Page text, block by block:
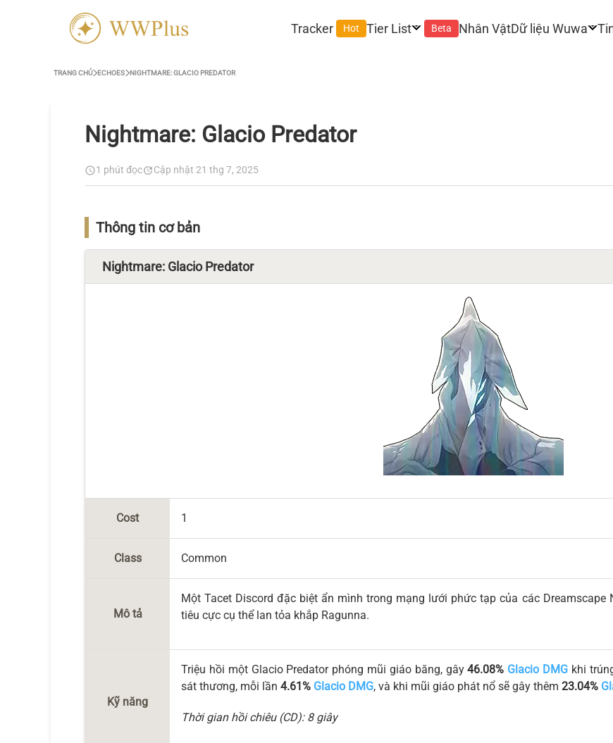
Tracker Hot Tier List Beta Nhân VậtDữ liệu Wuwa
TRANG CHỦ ECHOES NIGHTMARE: GLACIO PREDATOR
Nightmare: Glacio Predator
1 phút đọc Cập nhật 21 thg 7, 2025
Thông tin cơ bản
Nightmare: Glacio Predator
Cost 1
Class Common
Mô tả
Một Tacet Discord đặc biệt ẩn mình trong mạng lưới phức tạp của các
tiêu cực cụ thể lan tỏa khắp Ragunna.
Kỹ năng
Triệu hồi một Glacio Predator phóng mũi giáo băng, gây46.08% Glacio DMG khi
sát thương, mỗi lần 4.61% Glacio DMG, và khi mũi giáo phát nổ sẽ gây thêm 23.04%
Thời gian hồi chiêu (CD): 8 giây